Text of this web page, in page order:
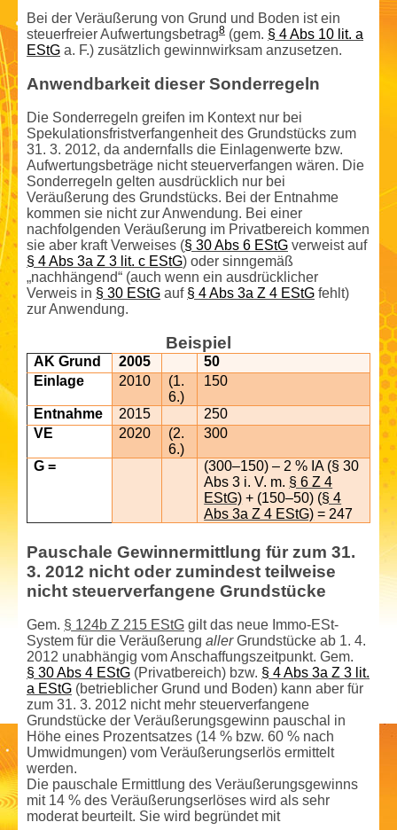
Bei der Veräußerung von Grund und Boden ist ein
steuerfreier Aufwertungs­betrag8 (gem. § 4 Abs 10 lit. a
EStG a. F.) zusätzlich gewinnwirksam anzusetzen.
Anwendbarkeit dieser Sonderregeln
Die Sonderregeln greifen im Kontext nur bei
Spekulationsfristverfangenheit des Grundstücks zum
31. 3. 2012, da andernfalls die Einlagen­werte bzw.
Aufwertungs­beträge nicht steuerverfangen wären. Die
Sonderregeln gelten ausdrücklich nur bei
Veräußerung des Grundstücks. Bei der Entnahme
kommen sie nicht zur Anwendung. Bei einer
nachfolgenden Veräußerung im Privatbereich kommen
sie aber kraft Verweises (§ 30 Abs 6 EStG verweist auf
§ 4 Abs 3a Z 3 lit. c EStG) oder sinngemäß
„nachhängend“ (auch wenn ein ausdrücklicher
Verweis in § 30 EStG auf § 4 Abs 3a Z 4 EStG fehlt)
zur Anwendung.
Beispiel
AK Grund 2005
50
Einlage
2010
(1.
6.)
150
Entnahme 2015
250
VE
2020
(2.
6.)
300
G =
(300–150) – 2 % IA (§ 30
Abs 3 i. V. m. § 6 Z 4
EStG) + (150–50) (§ 4
Abs 3a Z 4 EStG) = 247
Pauschale Gewinn­ermittlung für zum 31.
3. 2012 nicht oder zumindest teilweise
nicht steuerverfangene Grundstücke
Gem. § 124b Z 215 EStG gilt das neue Immo-ESt-
System für die Veräußerung allerGrundstücke ab 1. 4.
2012 unabhängig vom Anschaffungszeitpunkt. Gem.
§ 30 Abs 4 EStG (Privatbereich) bzw. § 4 Abs 3a Z 3 lit.
a EStG (betrieblicher Grund und Boden) kann aber für
zum 31. 3. 2012 nicht mehr steuerverfangene
Grundstücke der Veräußerungs­gewinn pauschal in
Höhe eines Prozentsatzes (14 % bzw. 60 % nach
Umwidmungen) vom Veräußerungserlös ermittelt
werden.
Die pauschale Ermittlung des Veräußerungs­gewinns
mit 14 % des Veräußerungserlöses wird als sehr
moderat beurteilt. Sie wird begründet mit